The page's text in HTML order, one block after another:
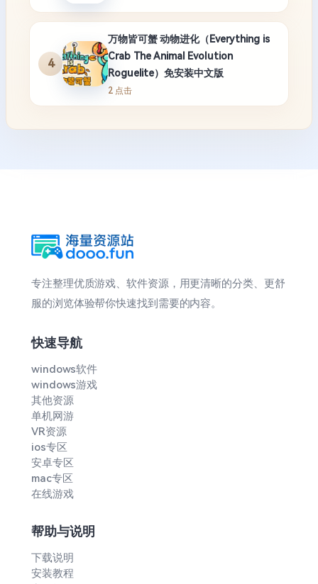
4
万物皆可蟹 动物进化（Everything is
Crab The Animal Evolution
Roguelite）免安装中文版
2 点击
专注整理优质游戏、软件资源，用更清晰的分类、更舒
服的浏览体验帮你快速找到需要的内容。
快速导航
windows软件
windows游戏
其他资源
单机网游
VR资源
ios专区
安卓专区
mac专区
在线游戏
帮助与说明
下载说明
安装教程